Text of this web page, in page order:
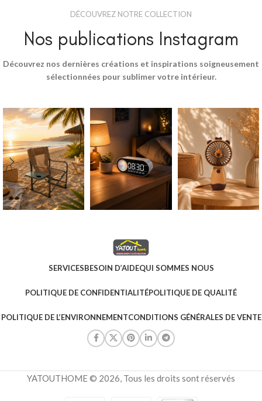
DÉCOUVREZ NOTRE COLLECTION
Nos publications Instagram
Découvrez nos dernières créations et inspirations soigneusement
sélectionnées pour sublimer votre intérieur.
SERVICESBESOIN D’AIDEQUI SOMMES NOUS
POLITIQUE DE CONFIDENTIALITÉPOLITIQUE DE QUALITÉ
POLITIQUE DE L’ENVIRONNEMENTCONDITIONS GÉNÉRALES DE VENTE
YATOUTHOME © 2026, Tous les droits sont réservés